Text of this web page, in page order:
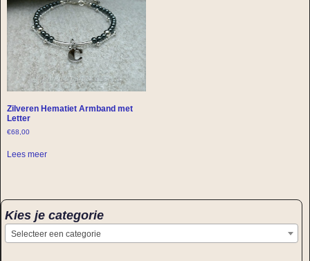
Zilveren Hematiet Armband met
Letter
€68,00
Lees meer
Kies je categorie
Selecteer een categorie